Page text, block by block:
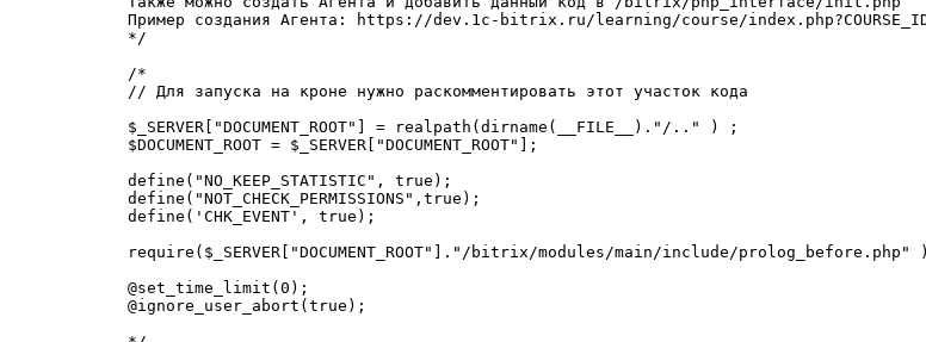
Пример создания Агента: https://dev.1c-bitrix.ru/learning/course/
*/
/*
// Для запуска на кроне нужно раскомментировать этот участок кода
$_SERVER["DOCUMENT_ROOT"] = realpath(dirname(__FILE__)."/.." ) ;
$DOCUMENT_ROOT = $_SERVER["DOCUMENT_ROOT"];
define("NO_KEEP_STATISTIC", true);
define("NOT_CHECK_PERMISSIONS",true);
define('CHK_EVENT', true);
require($_SERVER["DOCUMENT_ROOT"]."/bitrix/modules/main/include/prolog_before.php"
@set_time_limit(0);
@ignore_user_abort(true);